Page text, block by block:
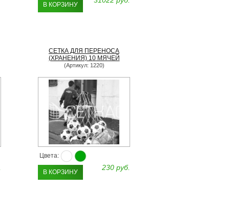
В КОРЗИНУ
СЕТКА ДЛЯ ПЕРЕНОСА
(ХРАНЕНИЯ) 10 МЯЧЕЙ
(Артикул: 1220)
Цвета:
В КОРЗИНУ
230 руб.